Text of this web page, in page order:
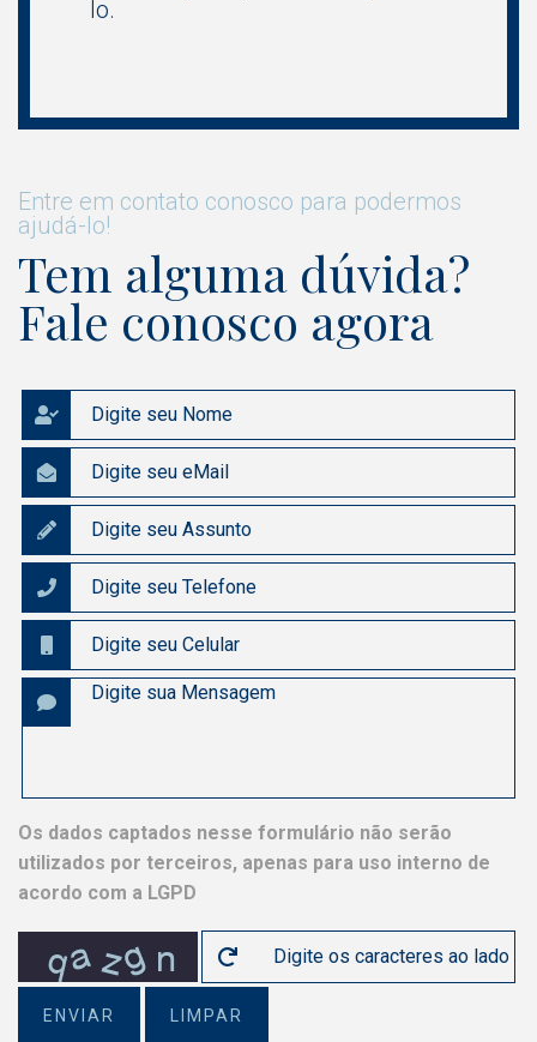
lo.
Entre em contato conosco para podermos
ajudá-lo!
Tem alguma dúvida?
Fale conosco agora
Os dados captados nesse formulário não serão
utilizados por terceiros, apenas para uso interno de
acordo com a LGPD
ENVIAR LIMPAR